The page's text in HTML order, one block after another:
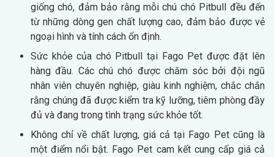
giống chó, đảm bảo rằng mỗi chú chó Pitbull đều đến
từ những dòng gen chất lượng cao, đảm bảo được vẻ
ngoại hình và tính cách ổn định.
Sức khỏe của chó Pitbull tại Fago Pet được đặt lên
hàng đầu. Các chú chó được chăm sóc bởi đội ngũ
nhân viên chuyên nghiệp, giàu kinh nghiệm, chắc chắn
rằng chúng đã được kiểm tra kỹ lưỡng, tiêm phòng đầy
đủ và đang trong tình trạng sức khỏe tốt.
Không chỉ về chất lượng, giá cả tại Fago Pet cũng là
một điểm nổi bật. Fago Pet cam kết cung cấp giá cả